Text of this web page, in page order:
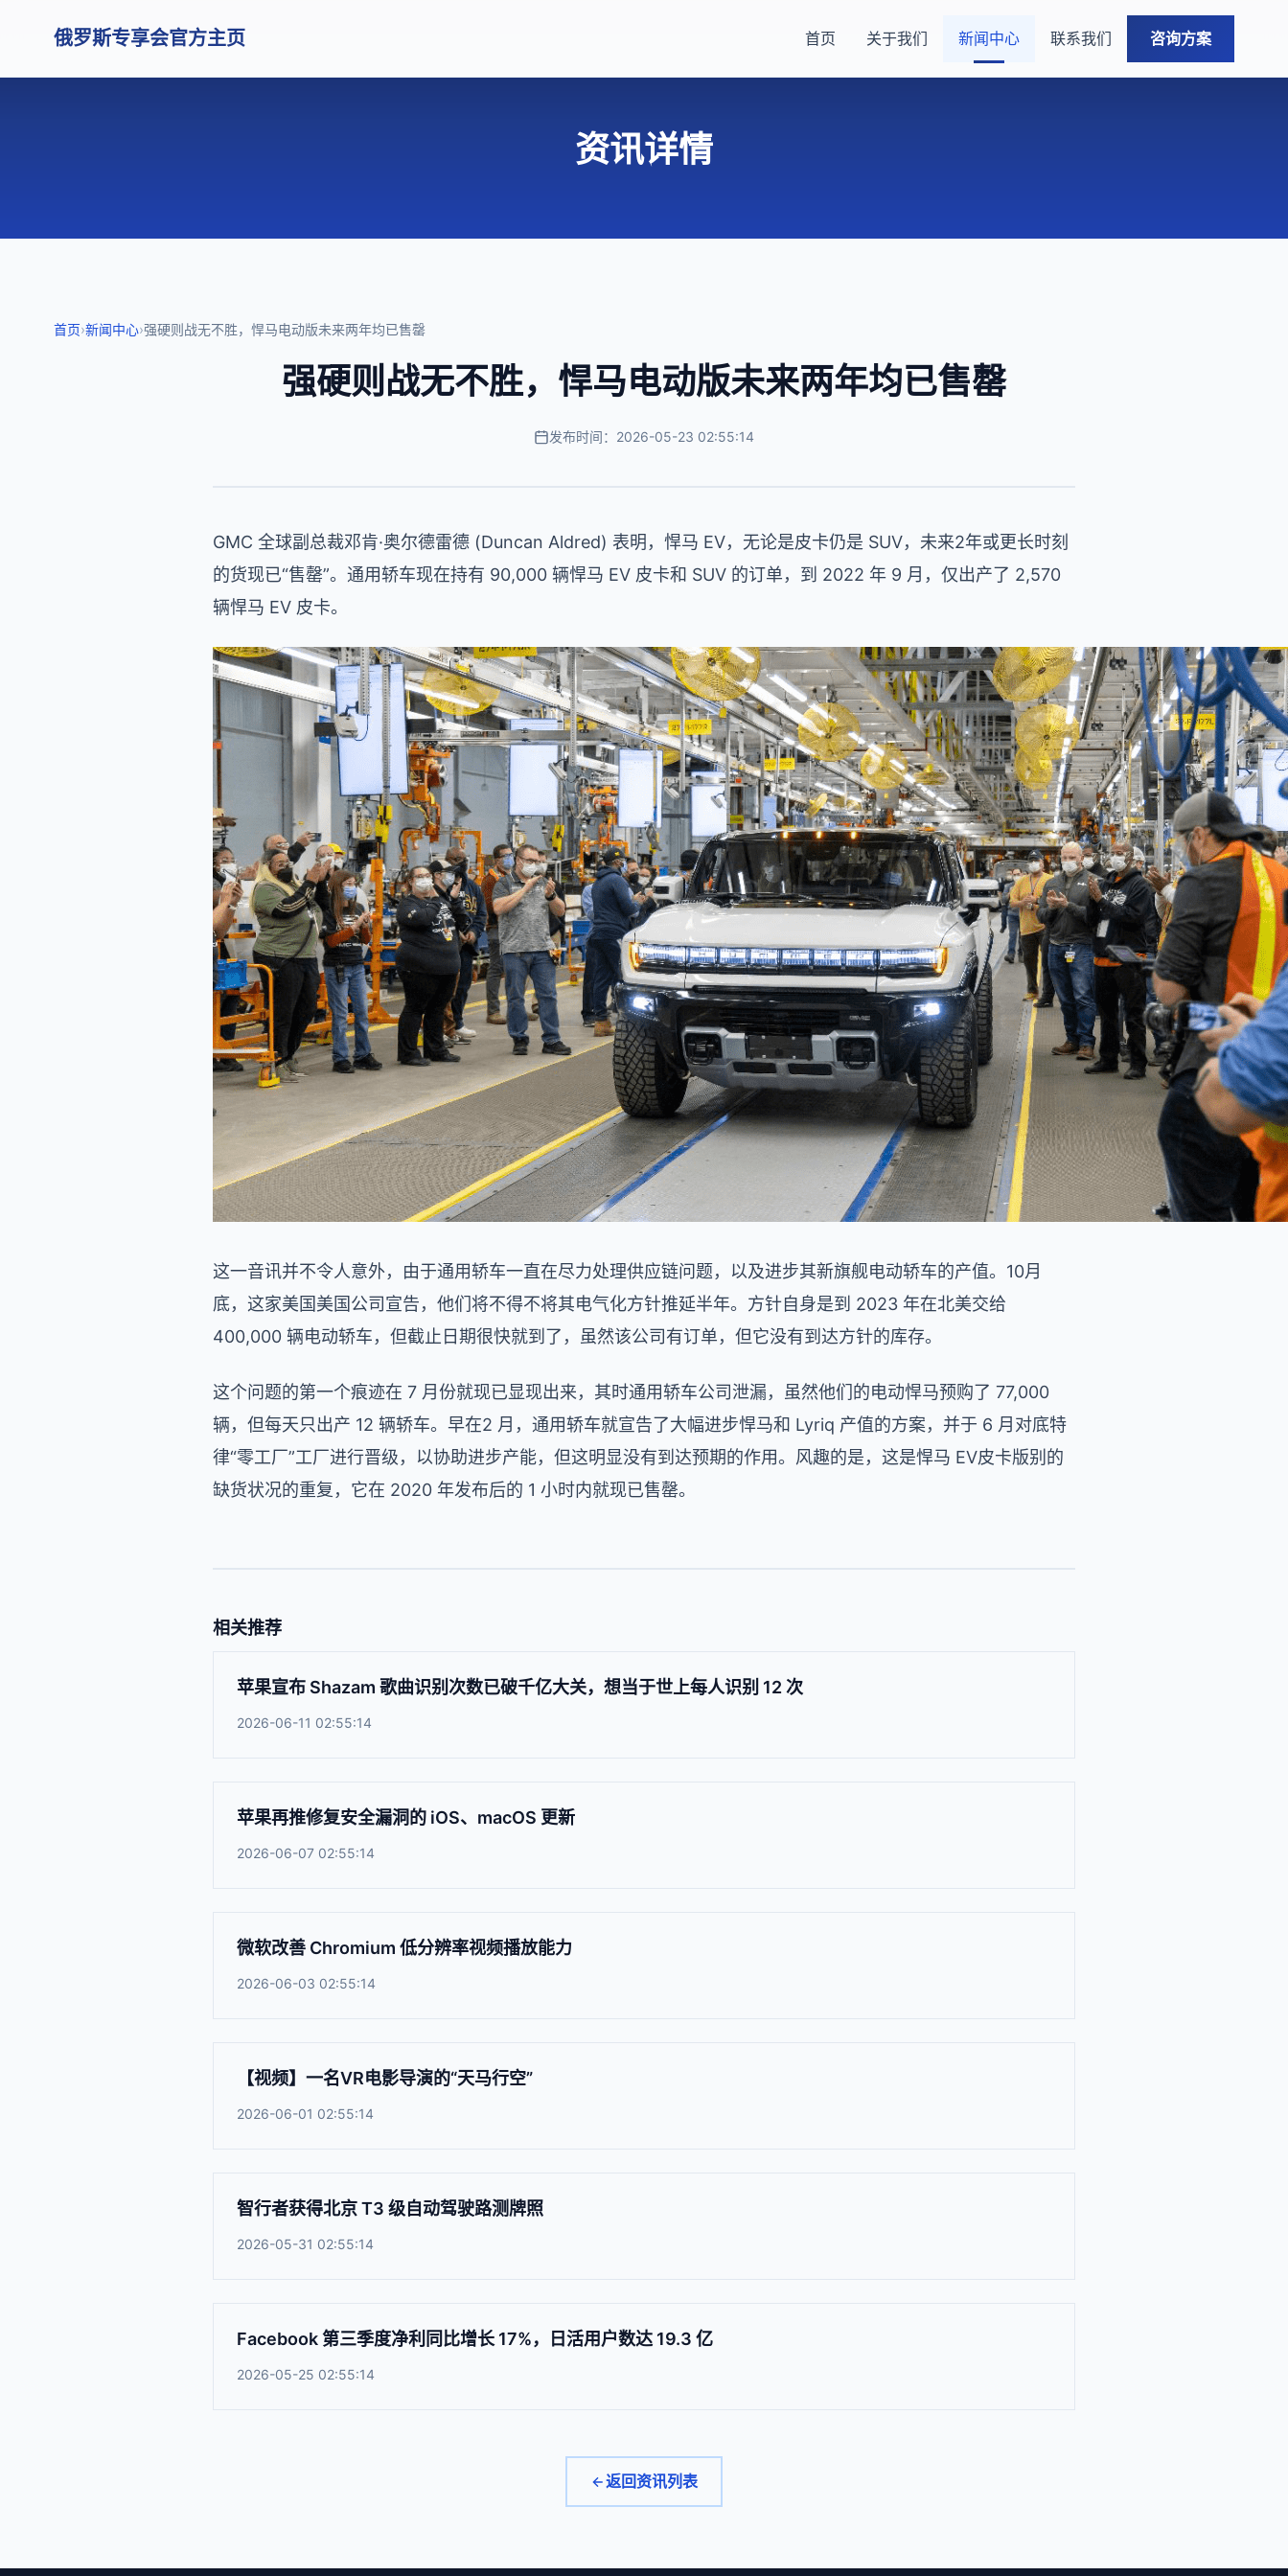
俄罗斯专享会官方主页 首页 关于我们 新闻中心 联系我们 咨询方案
资讯详情
首页›新闻中心›强硬则战无不胜，悍马电动版未来两年均已售罄
强硬则战无不胜，悍马电动版未来两年均已售罄
发布时间：2026-05-23 02:55:14
GMC 全球副总裁邓肯·奥尔德雷德 (Duncan Aldred) 表明，悍马 EV，无论是皮卡仍是 SUV，未来2年或更长时刻
的货现已“售罄”。通用轿车现在持有 90,000 辆悍马 EV 皮卡和 SUV 的订单，到 2022 年 9 月，仅出产了 2,570
辆悍马 EV 皮卡。
这一音讯并不令人意外，由于通用轿车一直在尽力处理供应链问题，以及进步其新旗舰电动轿车的产值。10月
底，这家美国美国公司宣告，他们将不得不将其电气化方针推延半年。方针自身是到 2023 年在北美交给
400,000 辆电动轿车，但截止日期很快就到了，虽然该公司有订单，但它没有到达方针的库存。
这个问题的第一个痕迹在 7 月份就现已显现出来，其时通用轿车公司泄漏，虽然他们的电动悍马预购了 77,000
辆，但每天只出产 12 辆轿车。早在2 月，通用轿车就宣告了大幅进步悍马和 Lyriq 产值的方案，并于 6 月对底特
律“零工厂”工厂进行晋级，以协助进步产能，但这明显没有到达预期的作用。风趣的是，这是悍马 EV皮卡版别的
缺货状况的重复，它在 2020 年发布后的 1 小时内就现已售罄。
相关推荐
苹果宣布 Shazam 歌曲识别次数已破千亿大关，想当于世上每人识别 12 次
2026-06-11 02:55:14
苹果再推修复安全漏洞的 iOS、macOS 更新
2026-06-07 02:55:14
微软改善 Chromium 低分辨率视频播放能力
2026-06-03 02:55:14
【视频】一名VR电影导演的“天马行空”
2026-06-01 02:55:14
智行者获得北京 T3 级自动驾驶路测牌照
2026-05-31 02:55:14
Facebook 第三季度净利同比增长 17%，日活用户数达 19.3 亿
2026-05-25 02:55:14
返回资讯列表